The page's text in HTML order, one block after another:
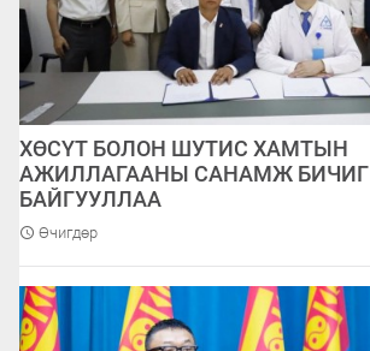
ХӨСҮТ БОЛОН ШУТИС ХАМТЫН
АЖИЛЛАГААНЫ САНАМЖ БИЧИГ
БАЙГУУЛЛАА
Өчигдөр